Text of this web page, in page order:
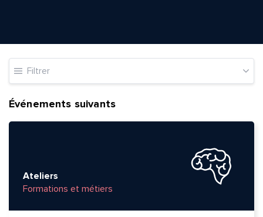
Filtrer
Événements suivants
Ateliers
Formations et métiers